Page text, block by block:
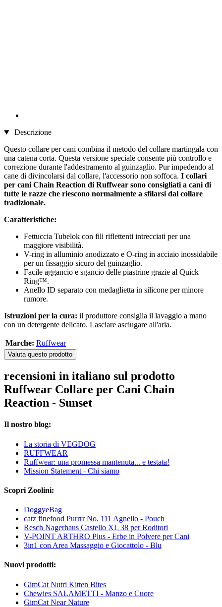
Descrizione
Questo collare per cani combina il metodo del collare martingala con
una catena corta. Questa versione speciale consente più controllo e
correzione durante l'addestramento al guinzaglio. Pur impedendo al
cane di divincolarsi dal collare, l'accessorio non soffoca. I collari
per cani Chain Reaction di Ruffwear sono consigliati a cani di
tutte le razze che riescono normalmente a sfilarsi dal collare
tradizionale.
Caratteristiche:
Fettuccia Tubelok con fili riflettenti intrecciati per una
maggiore visibilità.
V-ring in alluminio anodizzato e O-ring in acciaio inossidabile
per un fissaggio sicuro del guinzaglio.
Facile aggancio e sgancio delle piastrine grazie al Quick
Ring™.
Anello ID separato con medaglietta in silicone per minore
rumore.
Istruzioni per la cura: il produttore consiglia il lavaggio a mano
con un detergente delicato. Lasciare asciugare all'aria.
Marche: Ruffwear
Valuta questo prodotto
recensioni in italiano sul prodotto
Ruffwear Collare per Cani Chain
Reaction - Sunset
Il nostro blog:
La storia di VEGDOG
RUFFWEAR
Ruffwear: una promessa mantenuta... e testata!
Mission Statement - Chi siamo
Scopri Zoolini:
DoggyeBag
catz finefood Purrrr No. 111 Agnello - Pouch
Resch Nagerhaus Castello XL 38 per Roditori
V-POINT ARTHRO Plus - Erbe in Polvere per Cani
3in1 con Area Massaggio e Giocattolo - Blu
Nuovi prodotti:
GimCat Nutri Kitten Bites
Chewies SALAMETTI - Manzo e Cuore
GimCat Near Nature